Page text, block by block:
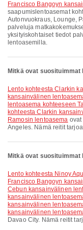
Francisco Bangoyn
saapumislentoasemat
Autonvuokraus, Lounge,
palveluja
yksityiskohtaiset tiedot
lentoasemilla.
Mitkä ovat
lento kohteesta Clarkin kansainvälinen lentoasema kohteeseen Changin
kansainvälinen
lentoasema kohteeseen
kohteesta Clarkin
Ramosin lentoasema
Angeles. Nämä reitit
Mitkä ovat
lento kohteesta Ninoy Aquinon kansainvälinen lentoasema kohteeseen
Francisco Bangoyn
Cebun kansainvälinen
kansainvälinen
kansainvälinen
kansainvälinen
Davao City. Nämä reitit